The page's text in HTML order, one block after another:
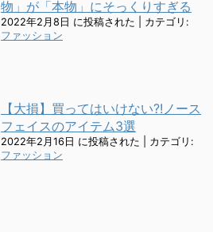
物」が「本物」にそっくりすぎる
2022年2月8日 に投稿された
カテゴリ:
ファッション
【大損】買ってはいけない?!ノース
フェイスのアイテム3選
2022年2月16日 に投稿された
カテゴリ:
ファッション